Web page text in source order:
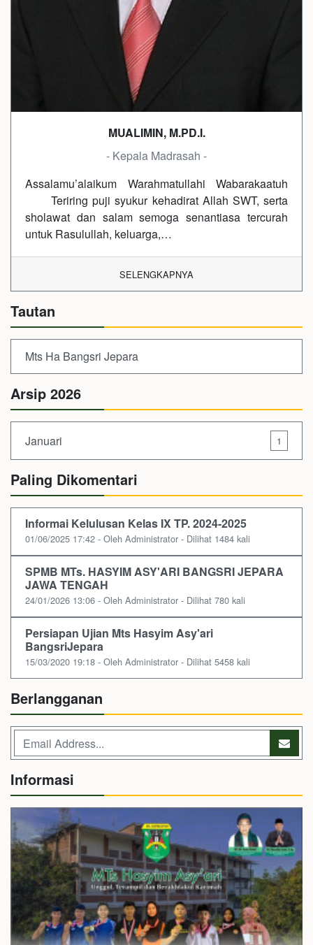
MUALIMIN, M.PD.I.
- Kepala Madrasah -
Assalamu’alaikum Warahmatullahi Wabarakaatuh
Teriring puji syukur kehadirat Allah SWT, serta
sholawat dan salam semoga senantiasa tercurah
untuk Rasulullah, keluarga,…
SELENGKAPNYA
Tautan
Mts Ha Bangsri Jepara
Arsip 2026
Januari 1
Paling Dikomentari
Informai Kelulusan Kelas IX TP. 2024-2025
01/06/2025 17:42 - Oleh Administrator - Dilihat 1484 kali
SPMB MTs. HASYIM ASY'ARI BANGSRI JEPARA
JAWA TENGAH
24/01/2026 13:06 - Oleh Administrator - Dilihat 780 kali
Persiapan Ujian Mts Hasyim Asy'ari
BangsriJepara
15/03/2020 19:18 - Oleh Administrator - Dilihat 5458 kali
Berlangganan
Informasi